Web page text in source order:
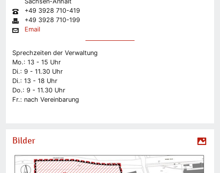
+49 3928 710-419
+49 3928 710-199
Email
Sprechzeiten der Verwaltung
Mo.: 13 - 15 Uhr
Di.: 9 - 11.30 Uhr
Di.: 13 - 18 Uhr
Do.: 9 - 11.30 Uhr
Fr.: nach Vereinbarung
Bilder